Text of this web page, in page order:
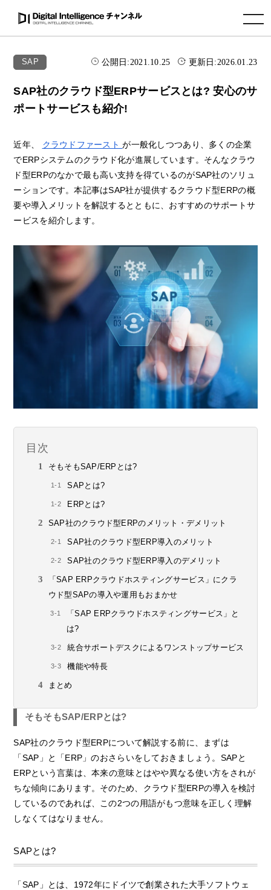
toggle navigation
SAP 公開日:2021.10.25 更新日:2026.01.23
SAP社のクラウド型ERPサービスとは? 安心のサ
ポートサービスも紹介!
近年、 クラウドファーストが一般化しつつあり、多くの企業
でERPシステムのクラウド化が進展しています。そんなクラウ
ド型ERPのなかで最も高い支持を得ているのがSAP社のソリュ
ーションです。本記事はSAP社が提供するクラウド型ERPの概
要や導入メリットを解説するとともに、おすすめのサポートサ
ービスを紹介します。
目次
そもそもSAP/ERPとは?
SAPとは?
ERPとは?
SAP社のクラウド型ERPのメリット・デメリット
SAP社のクラウド型ERP導入のメリット
SAP社のクラウド型ERP導入のデメリット
「SAP ERPクラウドホスティングサービス」にクラ
ウド型SAPの導入や運用もおまかせ
「SAP ERPクラウドホスティングサービス」と
は?
統合サポートデスクによるワンストップサービス
機能や特長
まとめ
そもそもSAP/ERPとは?
SAP社のクラウド型ERPについて解説する前に、まずは
「SAP」と「ERP」のおさらいをしておきましょう。SAPと
ERPという言葉は、本来の意味とはやや異なる使い方をされが
ちな傾向にあります。そのため、クラウド型ERPの導入を検討
しているのであれば、この2つの用語がもつ意味を正しく理解
しなくてはなりません。
SAPとは?
「SAP」とは、1972年にドイツで創業された大手ソフトウェ